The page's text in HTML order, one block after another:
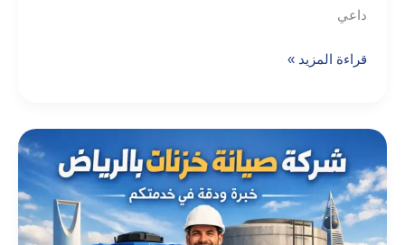
داعي
قراءة المزيد »
صيانة
خزانات
بالرياض